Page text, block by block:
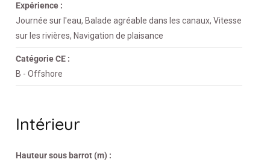
Expérience :
Journée sur l'eau, Balade agréable dans les canaux, Vitesse
sur les rivières, Navigation de plaisance
Catégorie CE :
B - Offshore
Intérieur
Hauteur sous barrot (m) :